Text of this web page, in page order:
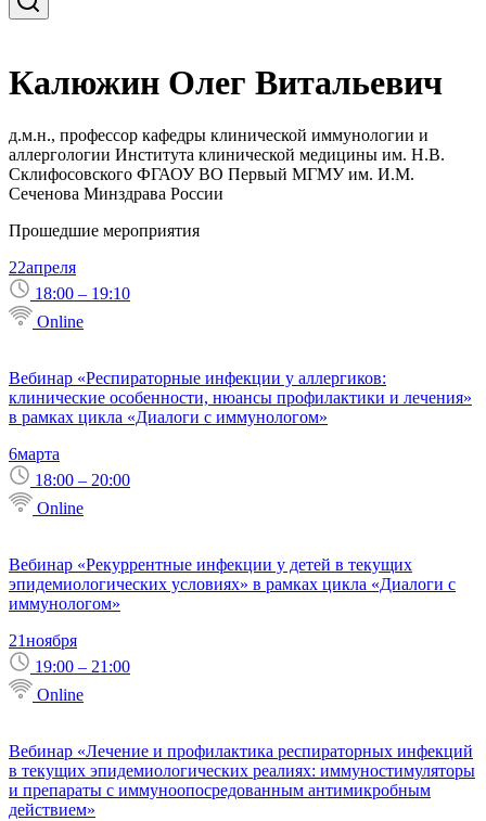
Калюжин Олег Витальевич
д.м.н., профессор кафедры клинической иммунологии и
аллергологии Института клинической медицины им. Н.В.
Склифосовского ФГАОУ ВО Первый МГМУ им. И.М.
Сеченова Минздрава России
Прошедшие мероприятия
22апреля
18:00 – 19:10
Online
Вебинар «Респираторные инфекции у аллергиков:
клинические особенности, нюансы профилактики и лечения»
в рамках цикла «Диалоги с иммунологом»
6марта
18:00 – 20:00
Online
Вебинар «Рекуррентные инфекции у детей в текущих
эпидемиологических условиях» в рамках цикла «Диалоги с
иммунологом»
21ноября
19:00 – 21:00
Online
Вебинар «Лечение и профилактика респираторных инфекций
в текущих эпидемиологических реалиях: иммуностимуляторы
и препараты с иммуноопосредованным антимикробным
действием»